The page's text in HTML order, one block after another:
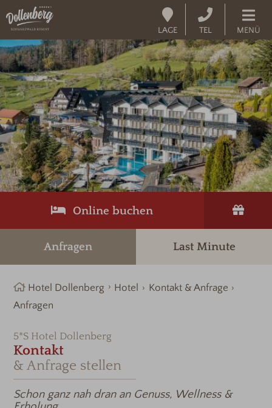
LAGE TEL MENÜ
Online buchen
Anfragen Last Minute
Hotel Dollenberg Hotel
Kontakt & Anfrage
Anfragen
5*S Hotel Dollenberg
Kontakt
& Anfrage stellen
Schon ganz nah dran an Genuss, Wellness &